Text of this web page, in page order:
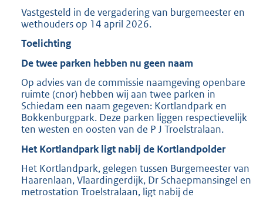
k
:
Vastgesteld in de vergadering van burgemeester en
wethouders op 14 april 2026.
Toelichting
De twee parken hebben nu geen naam
Op advies van de commissie naamgeving openbare
ruimte (cnor) hebben wij aan twee parken in
Schiedam een naam gegeven: Kortlandpark en
Bokkenburgpark. Deze parken liggen respectievelijk
ten westen en oosten van de P J Troelstralaan.
Het Kortlandpark ligt nabij de Kortlandpolder
Het Kortlandpark, gelegen tussen Burgemeester van
Haarenlaan, Vlaardingerdijk, Dr Schaepmansingel en
metrostation Troelstralaan, ligt nabij de